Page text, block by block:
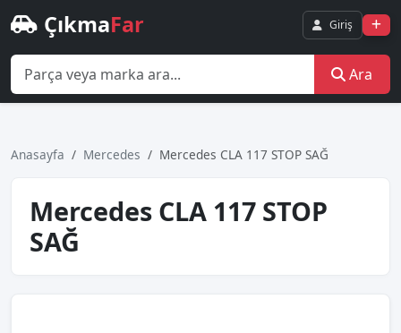
ÇıkmaFar Giriş
Ara
Anasayfa Mercedes Mercedes CLA 117 STOP SAĞ
Mercedes CLA 117 STOP
SAĞ